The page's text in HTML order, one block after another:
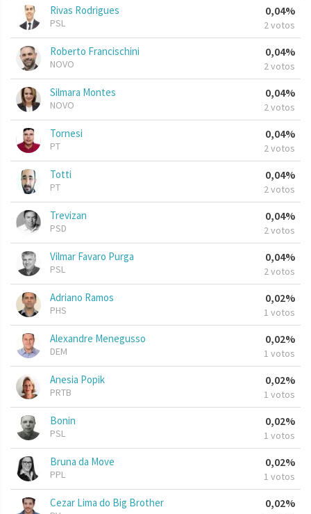
Rivas Rodrigues
PSL
0,04%
2 votos
Roberto Francischini
NOVO
0,04%
2 votos
Silmara Montes
NOVO
0,04%
2 votos
Tornesi
PT
0,04%
2 votos
Totti
PT
0,04%
2 votos
Trevizan
PSD
0,04%
2 votos
Vilmar Favaro Purga
PSL
0,04%
2 votos
Adriano Ramos
PHS
0,02%
1 votos
Alexandre Menegusso
DEM
0,02%
1 votos
Anesia Popik
PRTB
0,02%
1 votos
Bonin
PSL
0,02%
1 votos
Bruna da Move
PPL
0,02%
1 votos
Cezar Lima do Big Brother 0,02%